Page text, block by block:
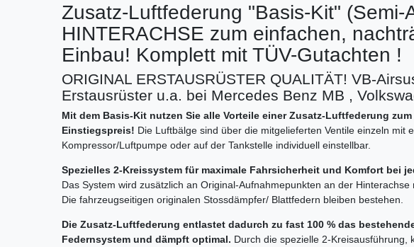
Zusatz-Luftfederung "Basis-Kit" (Semi-
HINTERACHSE zum einfachen,
Einbau! Komplett mit TÜV-Gutachten !
ORIGINAL ERSTAUSRÜSTER QUALITÄT! VB-
Erstausrüster u.a. bei Mercedes Benz MB ,
Mit dem Basis-Kit nutzen Sie alle Vorteile einer Zusatz-Luftfederung
Einstiegspreis! Die Luftbälge sind über die mitgelieferten Ventile einzeln mit
Kompressor/Luftpumpe oder auf der Tankstelle individuell einstellbar.
Spezielles 2-Kreissystem für maximale Fahrsicherheit und Komfort bei
Das System wird zusätzlich an Original-Aufnahmepunkten an der Hinterachse
Die fahrzeugseitigen originalen Stossdämpfer/ Blattfedern bleiben bestehen.
Die Zusatz-Luftfederung entlastet dadurch zu fast 100 % das
Federnsystem und dämpft optimal. Durch die spezielle 2-Kreisausführung,